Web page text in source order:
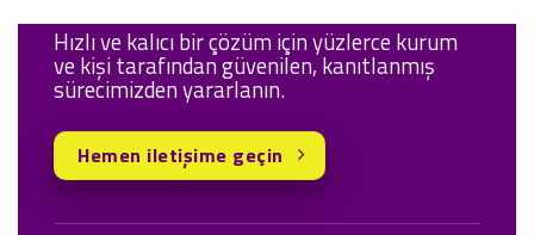
Hızlı ve kalıcı bir çözüm için yüzlerce kurum
ve kişi tarafından güvenilen, kanıtlanmış
sürecimizden yararlanın.
Hemen iletişime geçin